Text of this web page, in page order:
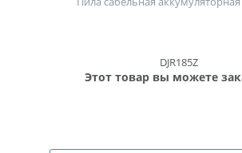
DJR185Z
Этот товар вы можете